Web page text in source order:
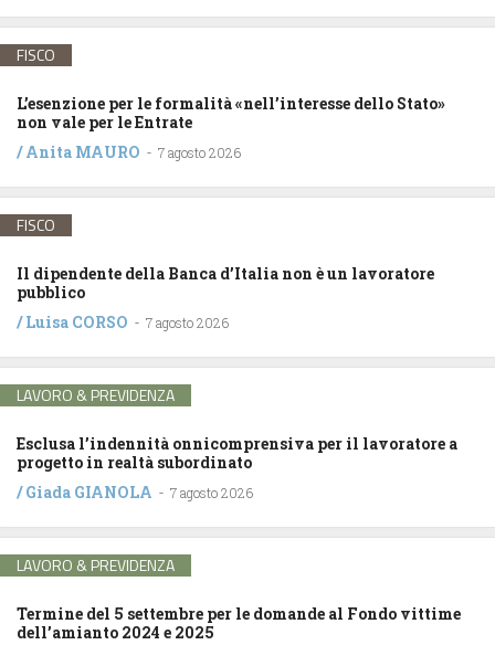
FISCO
L’esenzione per le formalità «nell’interesse dello Stato»
non vale per le Entrate
/Anita MAURO - 7 agosto 2026
FISCO
Il dipendente della Banca d’Italia non è un lavoratore
pubblico
/Luisa CORSO - 7 agosto 2026
LAVORO & PREVIDENZA
Esclusa l’indennità onnicomprensiva per il lavoratore a
progetto in realtà subordinato
/Giada GIANOLA - 7 agosto 2026
LAVORO & PREVIDENZA
Termine del 5 settembre per le domande al Fondo vittime
dell’amianto 2024 e 2025